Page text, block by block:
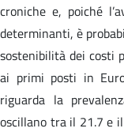
croniche e, poiché
determinanti, è
sostenibilità dei costi
ai primi posti in
riguarda la
oscillano tra il 21.7 e